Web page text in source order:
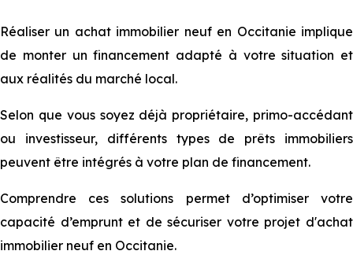
Réaliser un achat immobilier neuf en Occitanie implique
de monter un financement adapté à votre situation et
aux réalités du marché local.
Selon que vous soyez déjà propriétaire, primo-accédant
ou investisseur, différents types de prêts immobiliers
peuvent être intégrés à votre plan de financement.
Comprendre ces solutions permet d’optimiser votre
capacité d’emprunt et de sécuriser votre projet d'achat
immobilier neuf en Occitanie.